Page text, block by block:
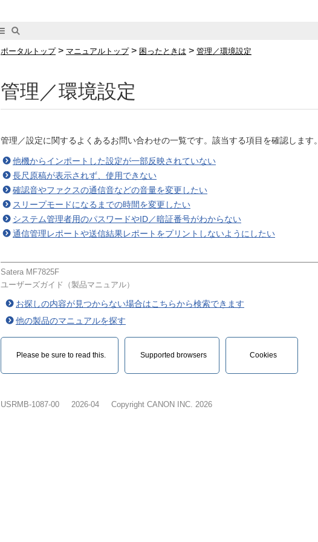
ポータルトップ> マニュアルトップ> 困ったときは > 管理／環境設定
管理／環境設定
管理／設定に関するよくあるお問い合わせの一覧です。該当する項目を確認します。
他機からインポートした設定が一部反映されていない
長尺原稿が表示されず、使用できない
確認音やファクスの通信音などの音量を変更したい
スリープモードになるまでの時間を変更したい
システム管理者用のパスワードやID／暗証番号がわからない
通信管理レポートや送信結果レポートをプリントしないようにしたい
Satera MF7825F
ユーザーズガイド（製品マニュアル）
お探しの内容が見つからない場合はこちらから検索できます
他の製品のマニュアルを探す
Please be sure to read this.‎ Supported browsers Cookies
USRMB-1087-00 2026-04 Copyright CANON INC. 2026